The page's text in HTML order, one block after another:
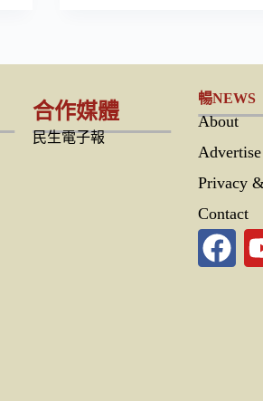
合作媒體
民生電子報
暢NEWS
About
Advertise
Privacy
Contact